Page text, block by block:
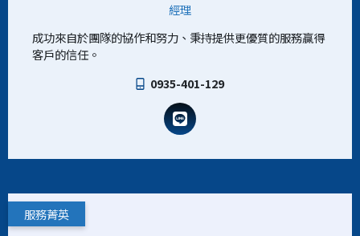
經理
成功來自於團隊的協作和努力、秉持提供更優質的服務贏得
客戶的信任。
0935-401-129
服務菁英